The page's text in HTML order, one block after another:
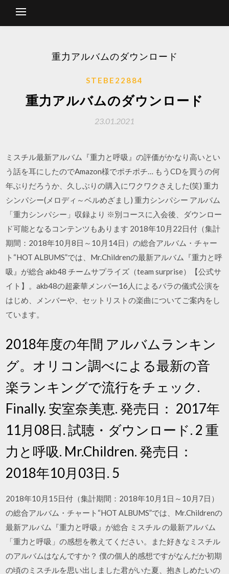
重力アルバムのダウンロード
STEBE22884
重力アルバムのダウンロード
23.01.2021
ミスチル最新アルバム『重力と呼吸』の評価がかなり高いとい
う話を耳にしたのでAmazon様でポチポチ… もうCDを買うの何
年ぶりだろうか、久しぶりの購入にワクワクさえした(笑) 重力
シンパシー(メロディ～ベルめざまし) 重力シンパシー アルバム
「重力シンパシー」収録より ※別コースに入会後、ダウンロー
ド可能となるコンテンツもあります 2018年10月22日付（集計
期間：2018年10月8日～10月14日）の総合アルバム・チャー
ト“HOT ALBUMS”では、Mr.Childrenの最新アルバム『重力と呼
吸』が総合 akb48 チームサプライズ（team surprise）【公式サ
イト】。akb48の超豪華メンバー16人によるバラの儀式公演を
はじめ、メンバーや、セットリストの楽曲についてご案内をし
ています。
2018年度の年間 アルバムランキン
グ。オリコン調べによる最新の音
楽ランキングで流行をチェック.
Finally. 安室奈美恵. 発売日： 2017年
11月08日. 試聴・ダウンロード. 2 重
力と呼吸. Mr.Children. 発売日：
2018年10月03日. 5
2018年10月15日付（集計期間：2018年10月1日～10月7日）
の総合アルバム・チャート“HOT ALBUMS”では、Mr.Childrenの
最新アルバム『重力と呼吸』が総合 ミスチル の最新アルバム
「重力と呼吸」の感想を教えてください。また好きなミスチル
のアルバムはなんですか？ 僕の個人的感想ですがなんだか初期
の頃のミスチルを思い出しました君がいた夏、抱きしめたいの